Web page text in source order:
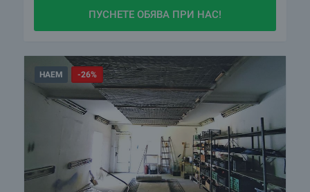
ПУСНЕТЕ ОБЯВА ПРИ НАС!
НАЕМ -26%